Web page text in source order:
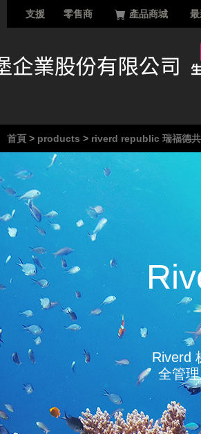
支援 零售商 產品商城
首頁 > products > riverd republic 瑞福德
Riverd
全管